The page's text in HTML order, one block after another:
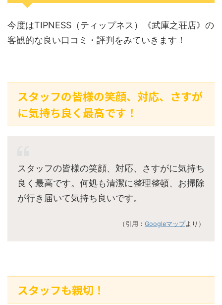
今度はTIPNESS（ティップネス）《武庫之荘店》の
客観的な良い口コミ・評判をみていきます！
スタッフの皆様の笑顔、対応、さすが
に気持ち良く最高です！
スタッフの皆様の笑顔、対応、さすがに気持ち
良く最高です。何処も清潔に整理整頓、お掃除
が行き届いて気持ち良いです。
（引用： Googleマップより）
スタッフも親切！